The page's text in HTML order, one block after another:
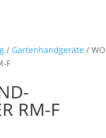
/ Gartenhandgeräte /
F
RM-F